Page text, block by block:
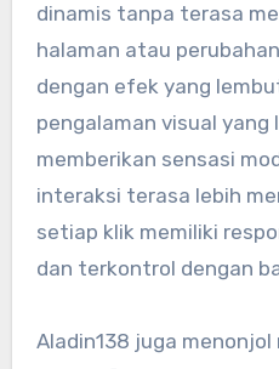
dinamis tanpa terasa
halaman atau
dengan efek yang
pengalaman visual yang
memberikan sensasi
interaksi terasa lebih
setiap klik memiliki
dan terkontrol dengan
Aladin138 juga